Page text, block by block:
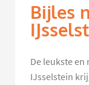
Bijles
De leukste
IJsselstein